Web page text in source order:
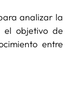
analizar la
el objetivo de
entre